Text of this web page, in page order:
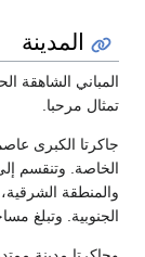
المدينة
المباني الشاهقة
تمثال مرحبا.
جاكرتا الكبرى
الخاصة. وتنقسم
والمنطقة
الجنوبية. وتبلغ مساحة